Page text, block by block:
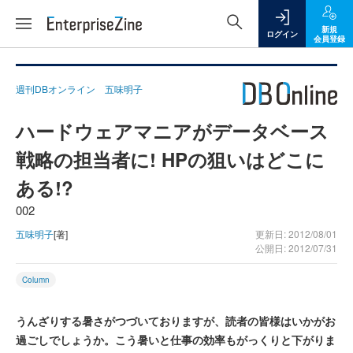
ログイン
新規
会員登録
週刊DBオンライン 五味明子
ハードウェアマニアがデータベース
戦略の担当者に! HPの狙いはどこに
ある!?
002
五味明子[著]
更新日: 2012/08/01
公開日: 2012/07/31
Column
うんざりする暑さがつづいておりますが、読者の皆様はいかがお
過ごしでしょうか。こう暑いと仕事の効率もがっくりと下がりま